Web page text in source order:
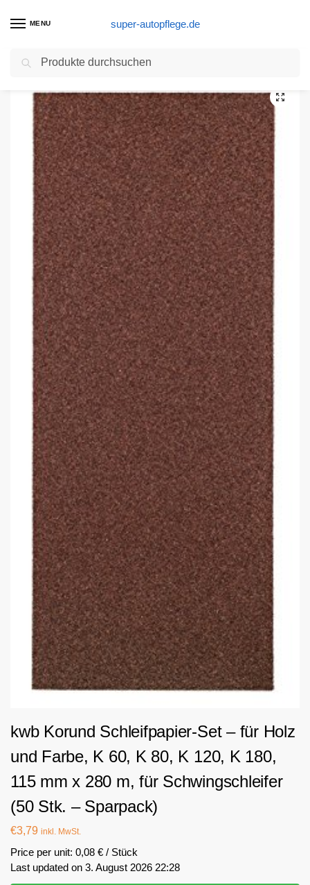
MENU super-autopflege.de
Start Schleifpapier Produkte / kwb Korund Schleifpapier-Set – für Holz und Farbe, K 60, K 80, K 120, K 180, 115 mm x 280 m, für Schwingschleifer (50 Stk. – Sparpack)
kwb Korund Schleifpapier-Set – für Holz
und Farbe, K 60, K 80, K 120, K 180,
115 mm x 280 m, für Schwingschleifer
(50 Stk. – Sparpack)
€3,79 inkl. MwSt.
Price per unit: 0,08 € / Stück
Last updated on 3. August 2026 22:28